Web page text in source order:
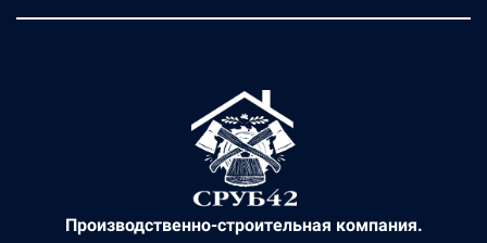
Производственно-строительная компания.